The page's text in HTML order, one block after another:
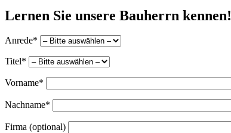
Lernen Sie unsere Bauherrn kennen!
Anrede*
Titel*
Vorname*
Nachname*
Firma (optional)